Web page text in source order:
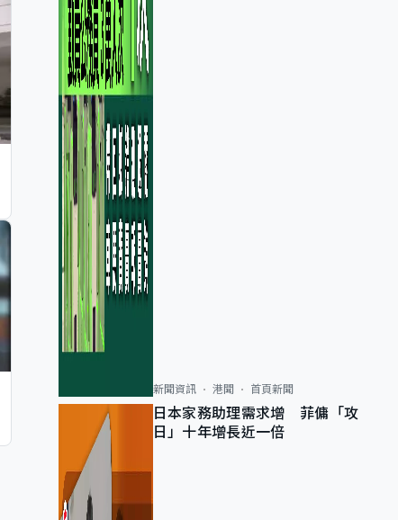
新聞資訊 港聞 首頁新聞
日本家務助理需求增 菲傭「攻
日」十年增長近一倍